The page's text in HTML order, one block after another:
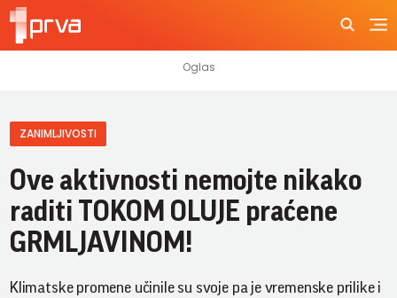
ZANIMLJIVOSTI
Ove aktivnosti nemojte nikako
raditi TOKOM OLUJE praćene
GRMLJAVINOM!
Klimatske promene učinile su svoje pa je vremenske prilike i